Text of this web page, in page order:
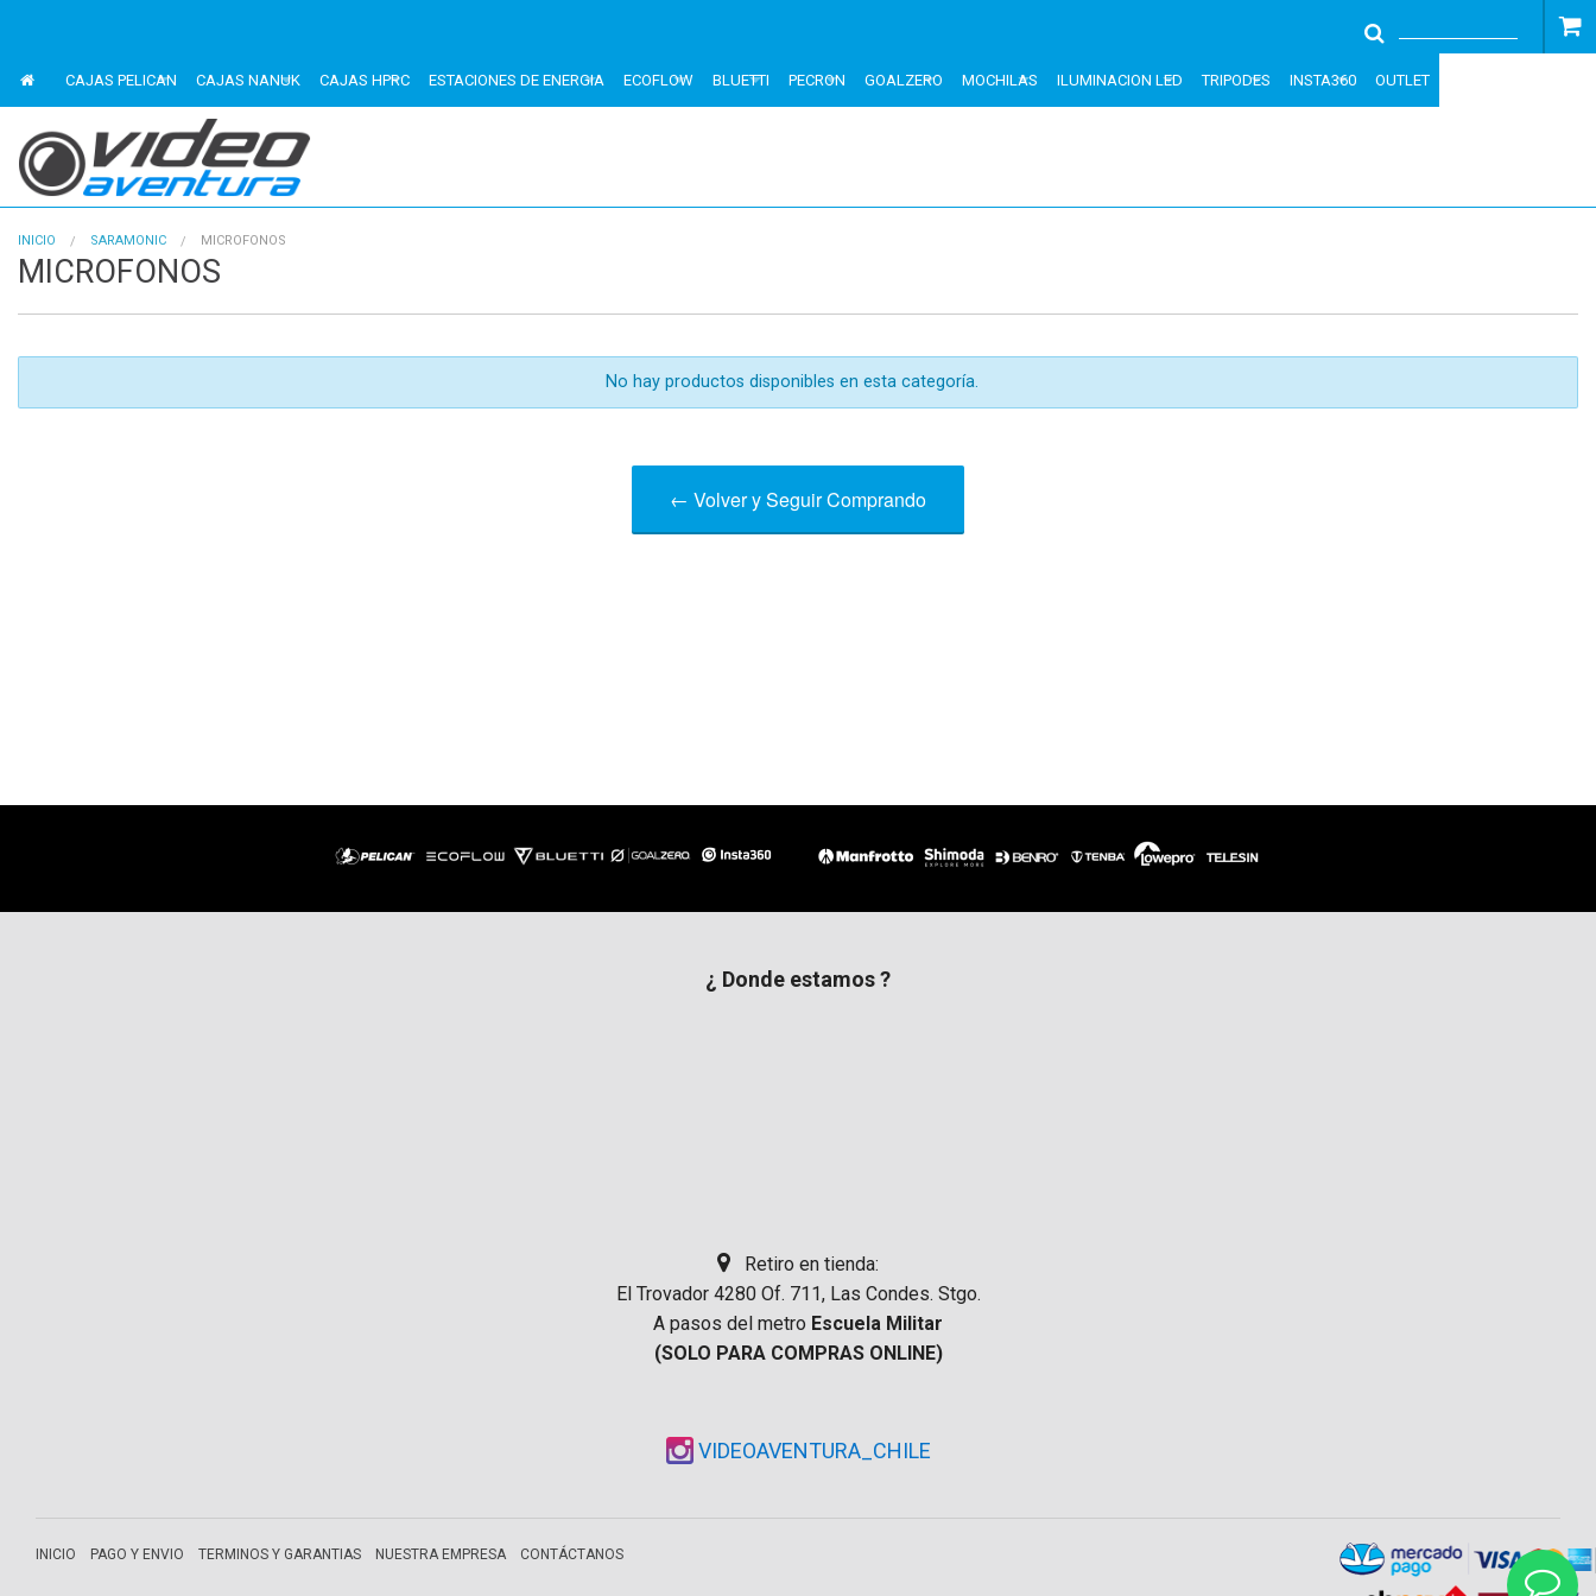
CAJAS PELICAN CAJAS NANUK CAJAS HPRC ESTACIONES DE ENERGIA ECOFLOW BLUETTI PECRON GOALZERO MOCHILAS ILUMINACION LED TRIPODES INSTA360 OUTLET
INICIO SARAMONIC MICROFONOS
MICROFONOS
No hay productos disponibles en esta categoría.
← Volver y Seguir Comprando
¿ Donde estamos ?
Retiro en tienda:
El Trovador 4280 Of. 711, Las Condes. Stgo.
A pasos del metro Escuela Militar
(SOLO PARA COMPRAS ONLINE)
VIDEOAVENTURA_CHILE
INICIO PAGO Y ENVIO TERMINOS Y GARANTIAS NUESTRA EMPRESA CONTÁCTANOS